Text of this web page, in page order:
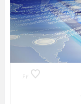
۶۲